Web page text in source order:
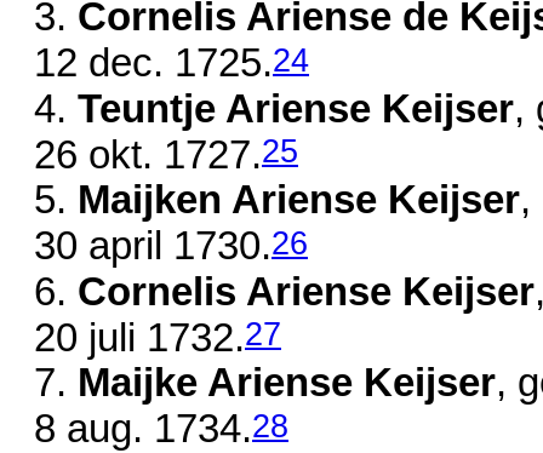
3. Cornelis Ariense de
12 dec. 1725.24
4. Teuntje Ariense Keijser,
26 okt. 1727.25
5. Maijken Ariense Keijser,
30 april 1730.26
6. Cornelis Ariense Keijser
20 juli 1732.27
7. Maijke Ariense Keijser,
8 aug. 1734.28